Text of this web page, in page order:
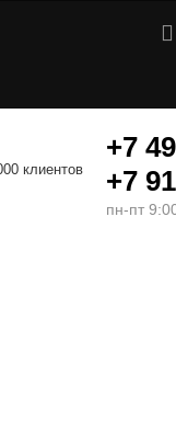
клиентов
+7
+7
пн-пт